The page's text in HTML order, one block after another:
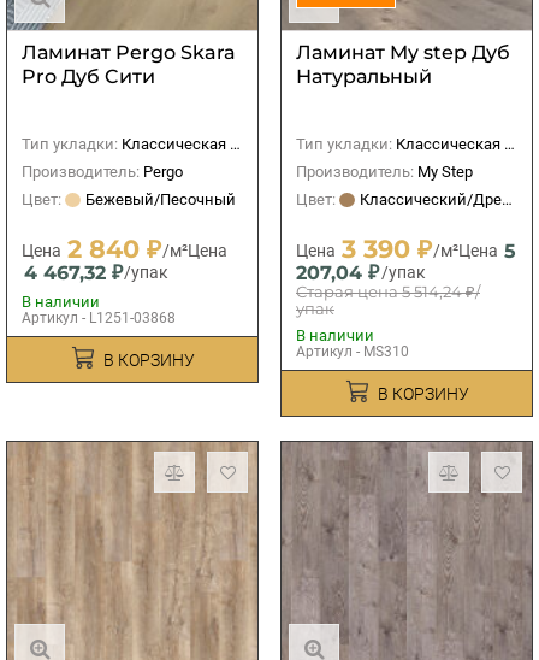
Ламинат Pergo Skara
Pro Дуб Cити
Тип укладки: Классическая (прямая)
Производитель: Pergo
Цвет:
Бежевый/Песочный
Цена 2 840 ₽/м²Цена
4 467,32 ₽/упак
В наличии
Артикул - L1251-03868
В КОРЗИНУ
Ламинат My step Дуб
Натуральный
Тип укладки: Классическая (прямая)
Производитель: My Step
Цвет:
Классический/Древесный
Цена 3 390 ₽/м²Цена 5
207,04 ₽/упак
Старая цена5 514,24 ₽/
упак
В наличии
Артикул - MS310
В КОРЗИНУ